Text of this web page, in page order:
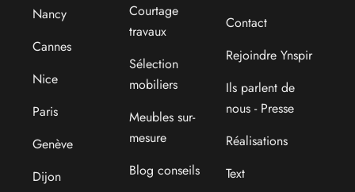
Nancy
Cannes
Nice
Paris
Genève
Dijon
Courtage
travaux
Sélection
mobiliers
Meubles sur-
mesure
Blog conseils
Contact
Rejoindre Ynspir
Ils parlent de
nous - Presse
Réalisations
Text